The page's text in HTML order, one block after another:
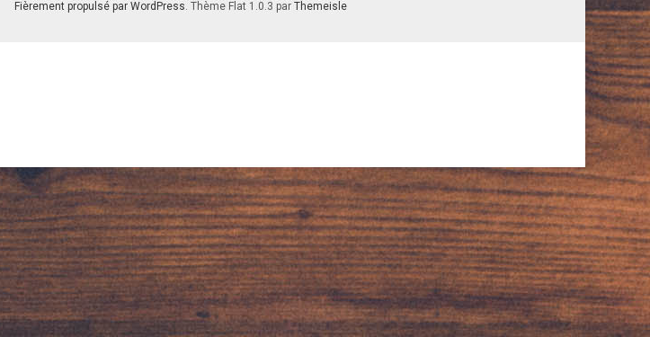
Fièrement propulsé par WordPress. Thème Flat 1.0.3 par Themeisle